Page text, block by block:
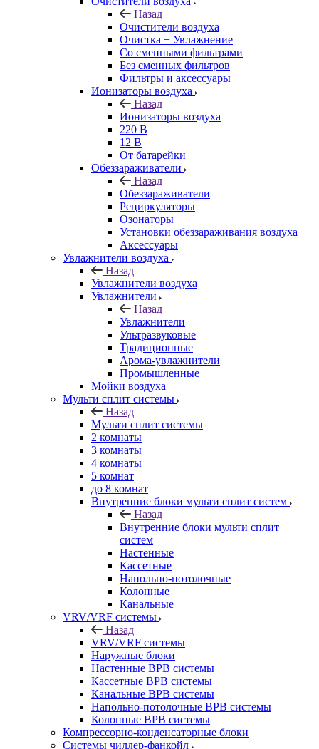
Назад
Очистители воздуха
Очистка + Увлажнение
Cо сменными фильтрами
Без сменных фильтров
Фильтры и аксессуары
Ионизаторы воздуха
Назад
Ионизаторы воздуха
220 В
12 В
От батарейки
Обеззараживатели
Назад
Обеззараживатели
Рециркуляторы
Озонаторы
Установки обеззараживания воздуха
Аксессуары
Увлажнители воздуха
Назад
Увлажнители воздуха
Увлажнители
Назад
Увлажнители
Ультразвуковые
Традиционные
Арома-увлажнители
Промышленные
Мойки воздуха
Мульти сплит системы
Назад
Мульти сплит системы
2 комнаты
3 комнаты
4 комнаты
5 комнат
до 8 комнат
Внутренние блоки мульти сплит систем
Назад
Внутренние блоки мульти сплит
систем
Настенные
Кассетные
Напольно-потолочные
Колонные
Канальные
VRV/VRF системы
Назад
VRV/VRF системы
Наружные блоки
Настенные ВРВ системы
Кассетные ВРВ системы
Канальные ВРВ системы
Напольно-потолочные ВРВ системы
Колонные ВРВ системы
Компрессорно-конденсаторные блоки
Системы чиллер-фанкойл